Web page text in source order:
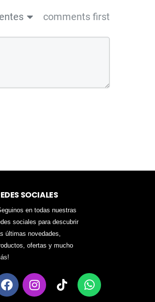
comments first
SOCIALES
en todas nuestras
sociales para descubrir
últimas novedades,
ofertas y mucho